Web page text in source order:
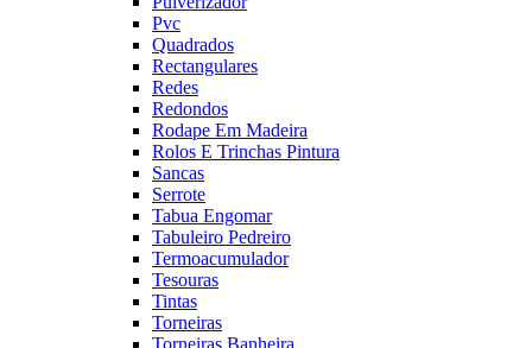
Pvc
Quadrados
Rectangulares
Redes
Redondos
Rodape Em Madeira
Rolos E Trinchas Pintura
Sancas
Serrote
Tabua Engomar
Tabuleiro Pedreiro
Termoacumulador
Tesouras
Tintas
Torneiras
Torneiras Banheira